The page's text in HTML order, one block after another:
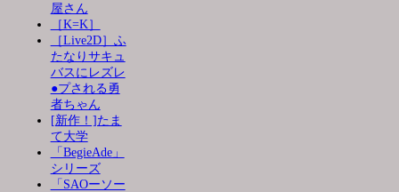
屋さん
［K=K］
［Live2D］ふ
たなりサキュ
バスにレズレ
●プされる勇
者ちゃん
[新作！]たま
て大学
「BegieAde」
シリーズ
「SAOーソー